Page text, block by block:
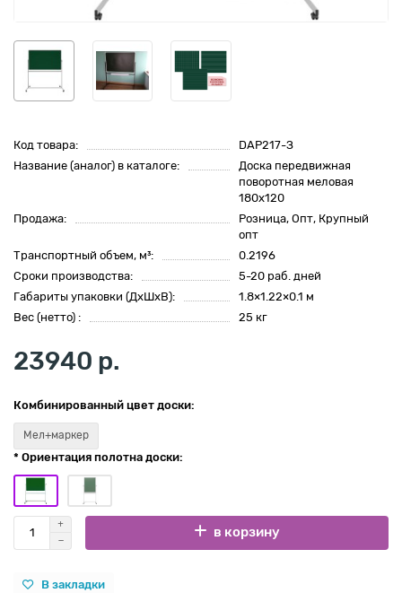
Код товара:
DAP217-З
Название (аналог) в каталоге:
Доска передвижная
поворотная меловая
180х120
Продажа:
Розница, Опт, Крупный
опт
Транспортный объем, м³:
0.2196
Сроки производства:
5-20 раб. дней
Габариты упаковки (ДхШхВ):
1.8×1.22×0.1 м
Вес (нетто) :
25 кг
23940 р.
Комбинированный цвет доски:
Мел+маркер
* Ориентация полотна доски:
в корзину
В закладки